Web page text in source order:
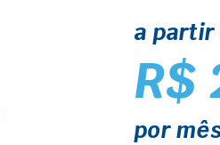
a partir
R$
por